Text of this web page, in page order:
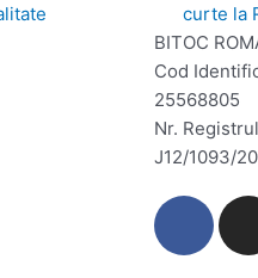
curte la
BITOC
Cod
25568805
Nr.
J12/1093/
F
I